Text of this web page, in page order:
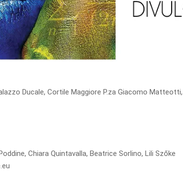
Ducale, Cortile Maggiore P.za Giacomo
Chiara Quintavalla, Beatrice Sorlino, Lili Szőke